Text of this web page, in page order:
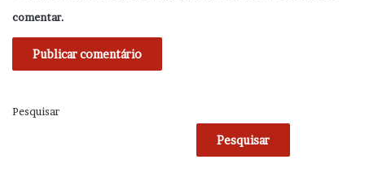
comentar.
Pesquisar
Pesquisar